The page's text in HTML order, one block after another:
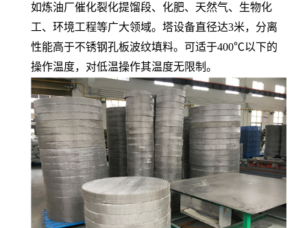
如炼油厂催化裂化提馏段、化肥、天然气、生物化
工、环境工程等广大领域。塔设备直径达3米，分离
性能高于不锈钢孔板波纹填料。可适于400℃以下的
操作温度，对低温操作其温度无限制。